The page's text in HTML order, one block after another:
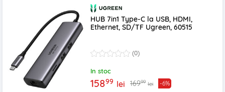
HUB 7in1 Type-C la USB, HDMI,
Ethernet, SD/TF Ugreen, 60515
(0)
In stoc
15899 lei 16999 lei -6%